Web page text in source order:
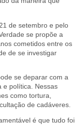
de setembro e pelo
se propõe a
cometidos entre os
de se investigar
se deparar com a
e política. Nessas
como tortura,
de cadáveres.
é que tudo foi